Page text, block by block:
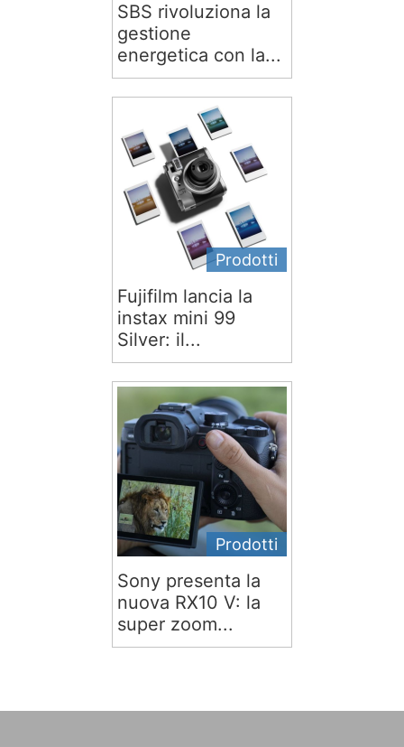
SBS rivoluziona la
gestione
energetica con la...
Prodotti
Fujifilm lancia la
instax mini 99
Silver: il...
Prodotti
Sony presenta la
nuova RX10 V: la
super zoom...